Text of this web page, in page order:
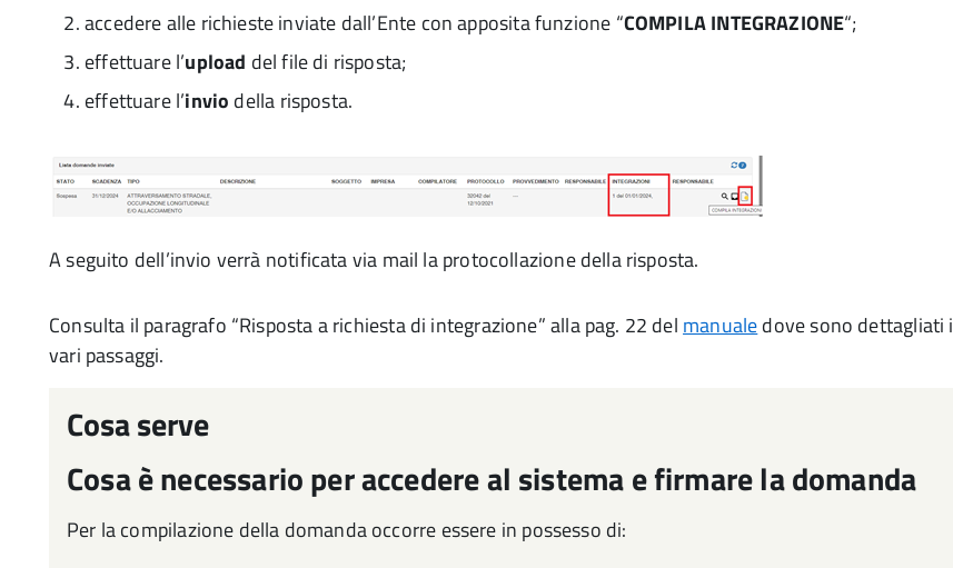
accedere alle richieste inviate dall’Ente con apposita funzione “COMPILA INTEGRAZIONE“;
effettuare l’upload del file di risposta;
effettuare l’invio della risposta.
A seguito dell’invio verrà notificata via mail la protocollazione della risposta.
Consulta il paragrafo “Risposta a richiesta di integrazione” alla pag. 22 del manualedove sono dettagliati i
vari passaggi.
Cosa serve
Cosa è necessario per accedere al sistema e firmare la domanda
Per la compilazione della domanda occorre essere in possesso di: